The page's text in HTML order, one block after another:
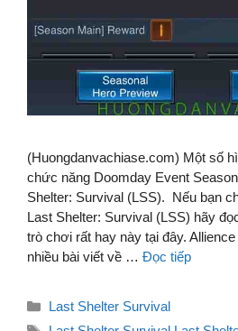
(Huongdanvachiase.com) Một số
chức năng Doomday Event
Shelter: Survival (LSS). Nếu bạn
Last Shelter: Survival (LSS) hãy
trò chơi rất hay này tại đây.
nhiều bài viết về … Đọc tiếp
Danh
mục
Last Shelter Survival
Thẻ